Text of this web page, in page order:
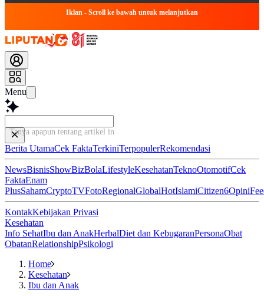
Iklan - Scroll ke bawah untuk melanjutkan
Menu
Tanya apapun tentang artikel ini...
Berita UtamaCek FaktaTerkiniTerpopulerRekomendasi
NewsBisnisShowBizBolaLifestyleKesehatanTeknoOtomotifCek
FaktaEnam
PlusSahamCryptoTVFotoRegionalGlobalHotIslamiCitizen6Opini
KontakKebijakan Privasi
Kesehatan
Info SehatIbu dan AnakHerbalDiet dan KebugaranPersonaObat
ObatanRelationshipPsikologi
Home
Kesehatan
Ibu dan Anak